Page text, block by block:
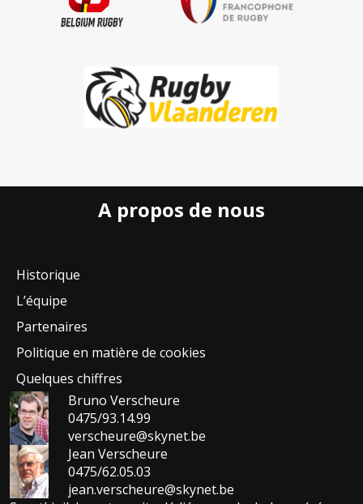
A propos de nous
Historique
L’équipe
Partenaires
Politique en matière de cookies
Quelques chiffres
Bruno Verscheure
0475/93.14.99
verscheure@skynet.be
Jean Verscheure
0475/62.05.03
jean.verscheure@skynet.be